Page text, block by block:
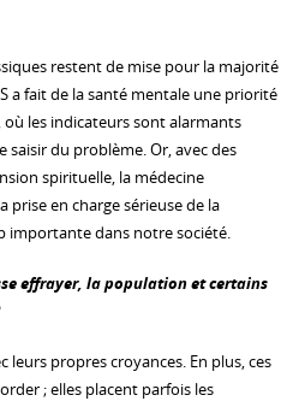
restent de mise pour la majorité
a fait de la santé mentale une priorité
où les indicateurs sont alarmants
saisir du problème. Or, avec des
spirituelle, la médecine
en charge sérieuse de la
importante dans notre société.
effrayer, la population et certains
leurs propres croyances. En plus, ces
; elles placent parfois les